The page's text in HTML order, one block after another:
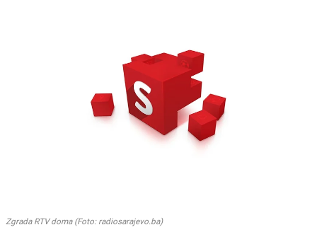
Zgrada RTV doma (Foto: radiosarajevo.ba)